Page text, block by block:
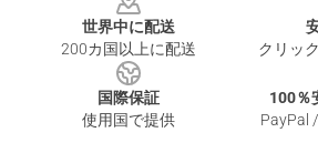
世界中に配送
200カ国以上に配送
クリッ
国際保証
使用国で提供
100％
PayPal